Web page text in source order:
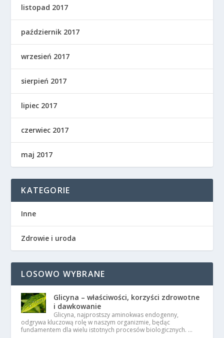
listopad 2017
październik 2017
wrzesień 2017
sierpień 2017
lipiec 2017
czerwiec 2017
maj 2017
KATEGORIE
Inne
Zdrowie i uroda
LOSOWO WYBRANE
Glicyna – właściwości, korzyści zdrowotne
i dawkowanie
Glicyna, najprostszy aminokwas endogenny,
odgrywa kluczową rolę w naszym organizmie, będąc
fundamentem dla wielu istotnych procesów biologicznych. …